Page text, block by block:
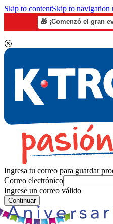
Skip to contentSkip to navigation
🎁 ¡Comenzó el gran
Ingresa tu correo para guardar
Correo electrónico
Ingrese un correo válido
Continuar